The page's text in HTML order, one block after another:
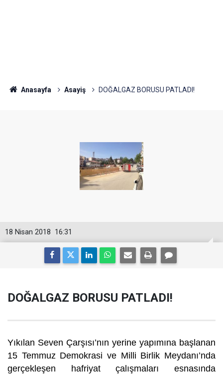
Anasayfa Asayiş DOĞALGAZ BORUSU PATLADI!
16:31
18 Nisan 2018
DOĞALGAZ BORUSU PATLADI!
Yıkılan Seven Çarşısı’nın yerine yapımına başlanan
15 Temmuz Demokrasi ve Milli Birlik Meydanı’nda
gerçekleşen hafriyat çalışmaları esnasında